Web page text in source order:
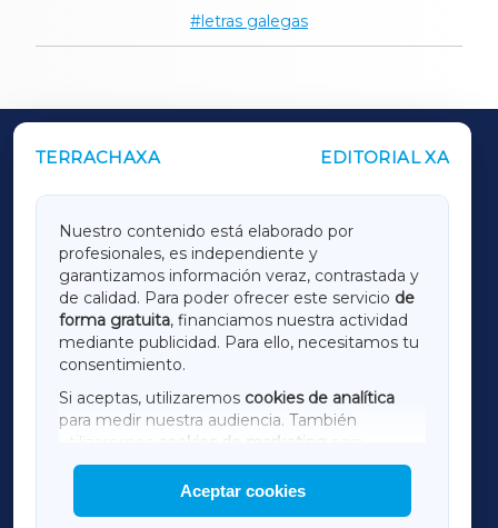
letras galegas
TERRACHAXA EDITORIAL XA
Nuestro contenido está elaborado por
profesionales, es independiente y
garantizamos información veraz, contrastada y
de calidad. Para poder ofrecer este servicio de
forma gratuita, financiamos nuestra actividad
mediante publicidad. Para ello, necesitamos tu
consentimiento.
Si aceptas, utilizaremos cookies de analítica
para medir nuestra audiencia. También
utilizaremos
cookies de marketing
mostrar publicidad de terceros.
Asimismo, puedes personalizar la elección de
las cookies que deseas permitir.
Aceptar cookies
OUTROS PERIÓDICOS
LUGOXA
TERRACHAXA
AMARIÑAXA
RIBEIRASACRAXA